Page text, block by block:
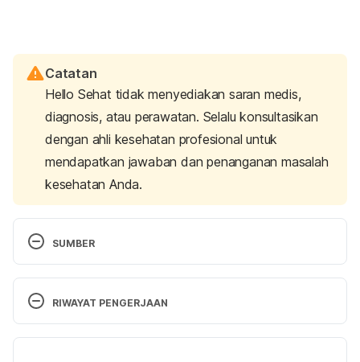
Catatan
Hello Sehat tidak menyediakan saran medis,
diagnosis, atau perawatan. Selalu konsultasikan
dengan ahli kesehatan profesional untuk
mendapatkan jawaban dan penanganan masalah
kesehatan Anda.
SUMBER
Mayo Clinic. 2020. Secondary hypertension.
https://www.mayoclinic.org/diseases-
RIWAYAT PENGERJAAN